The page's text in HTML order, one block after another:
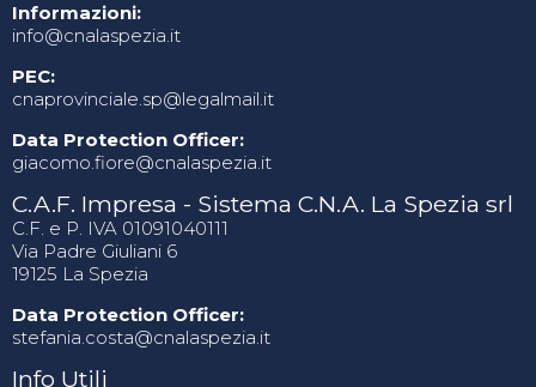
Informazioni:
info@cnalaspezia.it
PEC:
cnaprovinciale.sp@legalmail.it
Data Protection Officer:
giacomo.fiore@cnalaspezia.it
C.A.F. Impresa - Sistema C.N.A. La Spezia srl
C.F. e P. IVA 01091040111
Via Padre Giuliani 6
19125 La Spezia
Data Protection Officer:
stefania.costa@cnalaspezia.it
Info Utili